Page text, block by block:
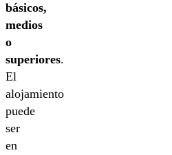
básicos,
medios
o
superiores.
El
alojamiento
puede
ser
en